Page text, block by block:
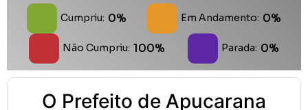
Cumpriu: 0% Em Andamento: 0%
Não Cumpriu: 100% Parada: 0%
O Prefeito de Apucarana